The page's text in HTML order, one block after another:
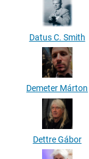
Datus C. Smith
Demeter Márton
Dettre Gábor